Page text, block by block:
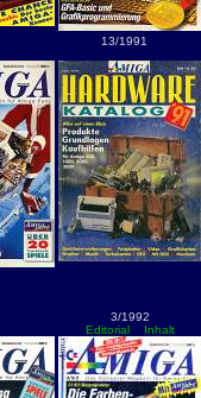
13/1991
3/1992
Editorial
Inhalt